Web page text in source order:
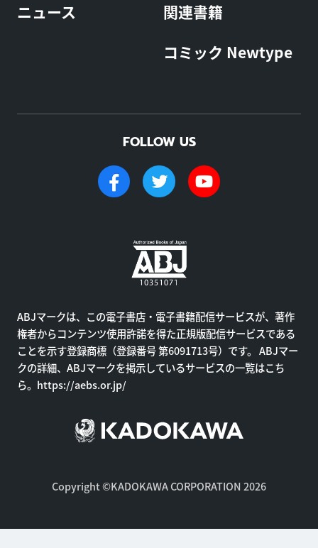
ニュース
関連書籍
コミック Newtype
FOLLOW US
ABJマークは、この電子書店・電子書籍配信サービスが、著作
権者からコンテンツ使用許諾を得た正規版配信サービスである
ことを示す登録商標（登録番号 第6091713号）です。 ABJマー
クの詳細、ABJマークを掲示しているサービスの一覧はこち
ら。 https://aebs.or.jp/
Copyright ©KADOKAWA CORPORATION 2026